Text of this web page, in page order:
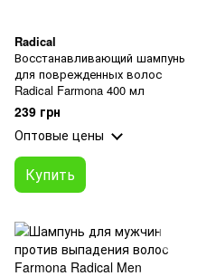
Radical
Восстанавливающий шампунь
для поврежденных волос
Radical Farmona 400 мл
239 грн
Оптовые цены
Купить